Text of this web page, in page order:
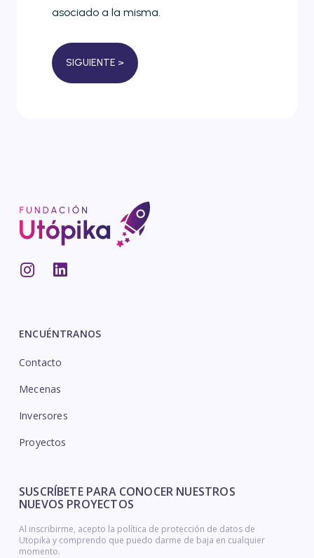
asociado a la misma.
SIGUIENTE >
ENCUÉNTRANOS
Contacto
Mecenas
Inversores
Proyectos
SUSCRÍBETE PARA CONOCER NUESTROS
NUEVOS PROYECTOS
Al inscribirme, acepto la política de protección de datos de
Utopika y comprendo que puedo darme de baja en cualquier
momento.